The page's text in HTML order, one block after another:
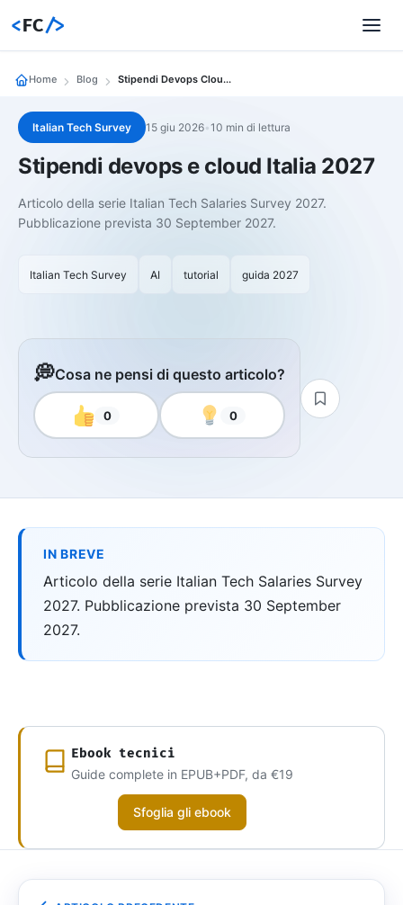
<FC/>
Home Blog Stipendi Devops Cloud Italia 2027
Italian Tech Survey 15 giu 2026•10 min di lettura
Stipendi devops e cloud Italia 2027
Articolo della serie Italian Tech Salaries Survey 2027.
Pubblicazione prevista 30 September 2027.
Italian Tech Survey AI tutorial guida 2027
💭Cosa ne pensi di questo articolo?
0 0
IN BREVE
Articolo della serie Italian Tech Salaries Survey
2027. Pubblicazione prevista 30 September
2027.
Ebook tecnici
Guide complete in EPUB+PDF, da €19
Sfoglia gli ebook